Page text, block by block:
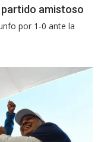
partido amistoso
por 1-0 ante la